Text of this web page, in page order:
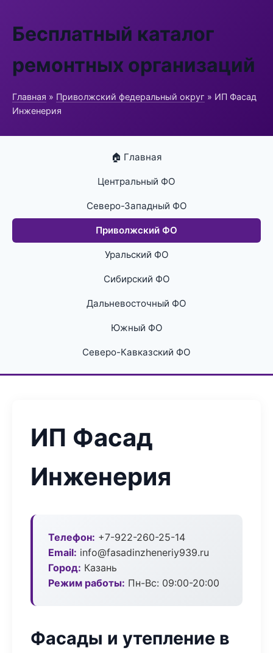
Бесплатный каталог
ремонтных организаций
Главная » Приволжский федеральный округ » ИП Фасад
Инженерия
🏠 Главная
Центральный ФО
Северо-Западный ФО
Приволжский ФО
Уральский ФО
Сибирский ФО
Дальневосточный ФО
Южный ФО
Северо-Кавказский ФО
ИП Фасад
Инженерия
Телефон: +7-922-260-25-14
Email: info@fasadinzheneriy939.ru
Город: Казань
Режим работы: Пн-Вс: 09:00-20:00
Фасады и утепление в